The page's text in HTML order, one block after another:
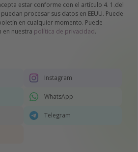
estar conforme con el artículo 4. 1.del
procesar sus datos en EEUU. Puede
en cualquier momento. Puede
en nuestra política de privacidad.
Instagram
WhatsApp
Telegram